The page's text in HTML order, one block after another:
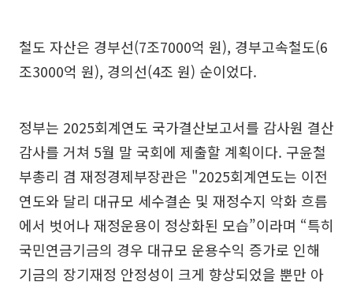
철도 자산은 경부선(7조7000억 원), 경부고속철도(6
조3000억 원), 경의선(4조 원) 순이었다.
정부는 2025회계연도 국가결산보고서를 감사원 결산
감사를 거쳐 5월 말 국회에 제출할 계획이다. 구윤철
부총리 겸 재정경제부장관은 "2025회계연도는 이전
연도와 달리 대규모 세수결손 및 재정수지 악화 흐름
에서 벗어나 재정운용이 정상화된 모습”이라며 “특히
국민연금기금의 경우 대규모 운용수익 증가로 인해
기금의 장기재정 안정성이 크게 향상되었을 뿐만 아